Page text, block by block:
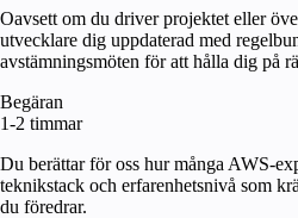
Oavsett om du driver projektet eller
utvecklare dig uppdaterad med
avstämningsmöten för att hålla dig på
Begäran
1-2 timmar
Du berättar för oss hur många AWS-
teknikstack och erfarenhetsnivå som
du föredrar.